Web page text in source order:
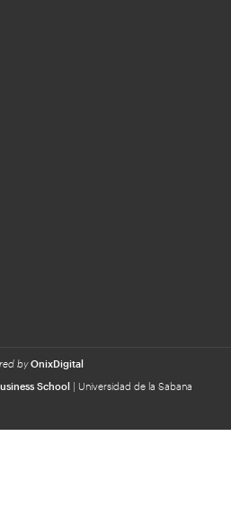
by OnixDigital
School| Universidad de la Sabana